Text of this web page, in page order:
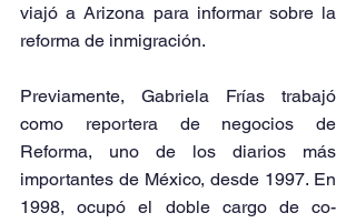
viajó a Arizona para informar sobre la
reforma de inmigración.
Previamente, Gabriela Frías trabajó
como reportera de negocios de
Reforma, uno de los diarios más
importantes de México, desde 1997. En
1998, ocupó el doble cargo de co-